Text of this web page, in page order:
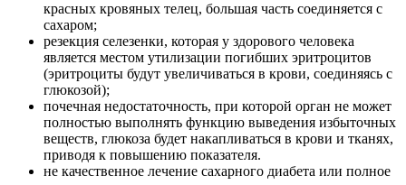
красных кровяных телец, большая часть соединяется с
сахаром;
резекция селезенки, которая у здорового человека
является местом утилизации погибших эритроцитов
(эритроциты будут увеличиваться в крови, соединяясь с
глюкозой);
почечная недостаточность, при которой орган не может
полностью выполнять функцию выведения избыточных
веществ, глюкоза будет накапливаться в крови и тканях,
приводя к повышению показателя.
не качественное лечение сахарного диабета или полное